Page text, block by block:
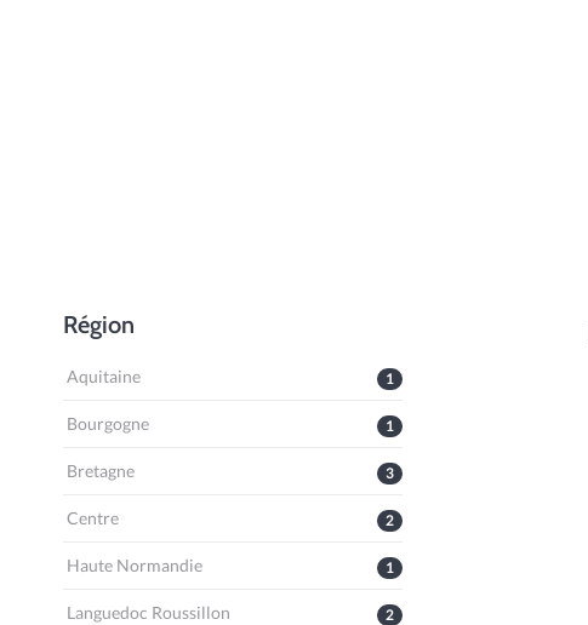
Région
1
Aquitaine
1
Bourgogne
3
Bretagne
2
Centre
1
Haute Normandie
2
Languedoc Roussillon